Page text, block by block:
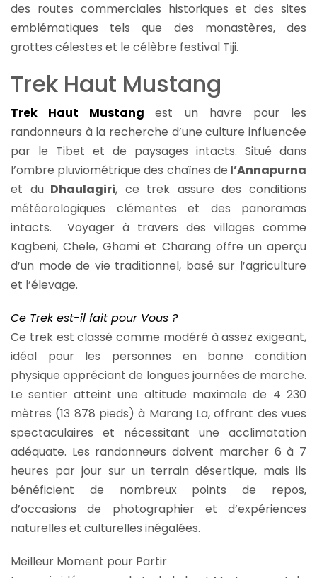
des routes commerciales historiques et des sites
emblématiques tels que des monastères, des
grottes célestes et le célèbre festival Tiji.
Trek Haut Mustang
Trek Haut Mustangest un havre pour les
randonneurs à la recherche d’une culture influencée
par le Tibet et de paysages intacts. Situé dans
l’ombre pluviométrique des chaînes de l’Annapurna
et duDhaulagiri, ce trek assure des conditions
météorologiques clémentes et des panoramas
intacts. Voyager à travers des villages comme
Kagbeni, Chele, Ghami et Charang offre un aperçu
d’un mode de vie traditionnel, basé sur l’agriculture
et l’élevage.
Ce Trek est-il fait pour Vous ?
Ce trek est classé comme modéré à assez exigeant,
idéal pour les personnes en bonne condition
physique appréciant de longues journées de marche.
Le sentier atteint une altitude maximale de 4 230
mètres (13 878 pieds) à Marang La, offrant des vues
spectaculaires et nécessitant une acclimatation
adéquate. Les randonneurs doivent marcher 6 à 7
heures par jour sur un terrain désertique, mais ils
bénéficient de nombreux points de repos,
d’occasions de photographier et d’expériences
naturelles et culturelles inégalées.
Meilleur Moment pour Partir